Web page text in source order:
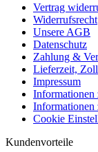
Vertrag
Widerrufsrecht
Unsere AGB
Datenschutz
Zahlung &
Lieferzeit,
Impressum
Informationen
Informationen
Cookie
Kundenvorteile